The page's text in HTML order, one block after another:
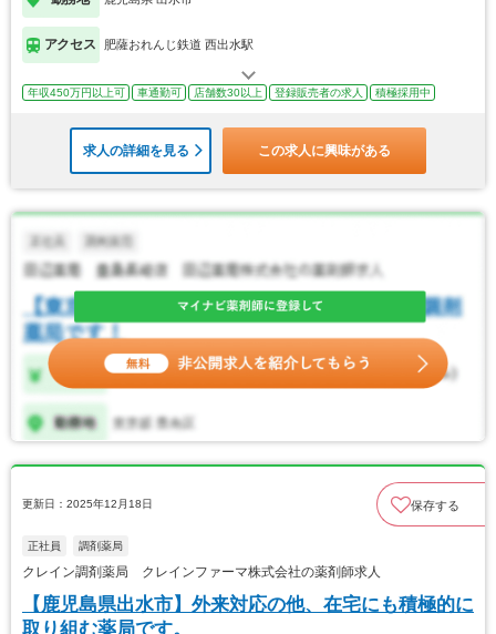
アクセス 肥薩おれんじ鉄道 西出水駅
年収450万円以上可 車通勤可 店舗数30以上 登録販売者の求人 積極採用中
求人の詳細を見る この求人に興味がある
更新日：2025年12月18日 保存する
正社員 調剤薬局
クレイン調剤薬局 クレインファーマ株式会社の薬剤師求人
【鹿児島県出水市】外来対応の他、在宅にも積極的に
取り組む薬局です。